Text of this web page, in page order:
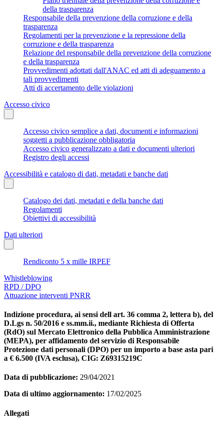
della trasparenza
Responsabile della prevenzione della corruzione e della
trasparenza
Regolamenti per la prevenzione e la repressione della
corruzione e della trasparenza
Relazione del responsabile della prevenzione della corruzione
e della trasparenza
Provvedimenti adottati dall'ANAC ed atti di adeguamento a
tali provvedimenti
Atti di accertamento delle violazioni
Accesso civico
Accesso civico semplice a dati, documenti e informazioni
soggetti a pubblicazione obbligatoria
Accesso civico generalizzato a dati e documenti ulteriori
Registro degli accessi
Accessibilità e catalogo di dati, metadati e banche dati
Catalogo dei dati, metadati e della banche dati
Regolamenti
Obiettivi di accessibilità
Dati ulteriori
Rendiconto 5 x mille IRPEF
Whistleblowing
RPD / DPO
Attuazione interventi PNRR
Indizione procedura, ai sensi dell art. 36 comma 2, lettera b), del
D.Lgs n. 50/2016 e ss.mm.ii., mediante Richiesta di Offerta
(RdO) sul Mercato Elettronico della Pubblica Amministrazione
(MEPA), per affidamento del servizio di Responsabile
Protezione dati personali (DPO) per un importo a base asta pari
a € 6.500 (IVA esclusa), CIG: Z69315219C
Data di pubblicazione: 29/04/2021
Data di ultimo aggiornamento: 17/02/2025
Allegati